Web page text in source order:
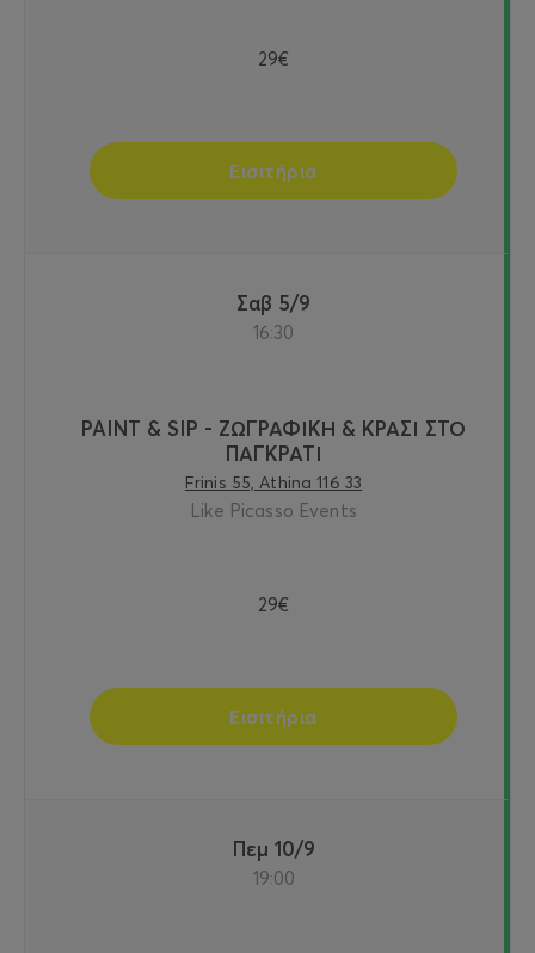
29€
Εισιτήρια
Σαβ 5/9
16:30
PAINT & SIP - ΖΩΓΡΑΦΙΚΗ & ΚΡΑΣΙ ΣΤΟ
ΠΑΓΚΡΑΤΙ
Frinis 55, Athina 116 33
Like Picasso Events
29€
Εισιτήρια
Πεμ 10/9
19:00